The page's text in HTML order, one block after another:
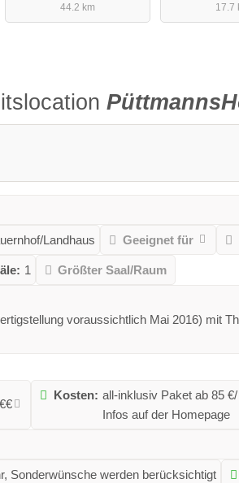
44.2 km
17.7
Landhaus Geeignet für
1 Größter Saal/Raum
voraussichtlich Mai 2016) mit
€€
Kosten: all-inklusiv Paket ab 85
Infos auf der Homepage
Sonderwünsche werden berücksichtigt